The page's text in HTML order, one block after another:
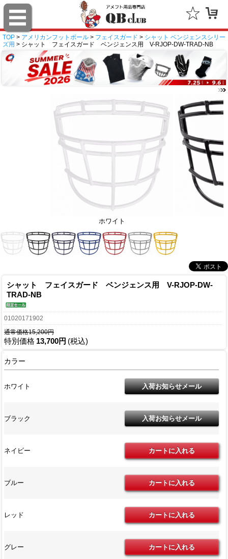
TOP > アメリカンフットボール > フェイスガード > シャット ベンジェンスシリー
ズ用 > シャット フェイスガード ベンジェンス用 V-RJOP-DW-TRAD-NB
ホワイト
シャット フェイスガード ベンジェンス用 V-RJOP-DW-
TRAD-NB
01020171902
通常価格15,200円
特別価格 13,700円 (税込)
カラー
ホワイト
ブラック
ネイビー
ブルー
レッド
グレー